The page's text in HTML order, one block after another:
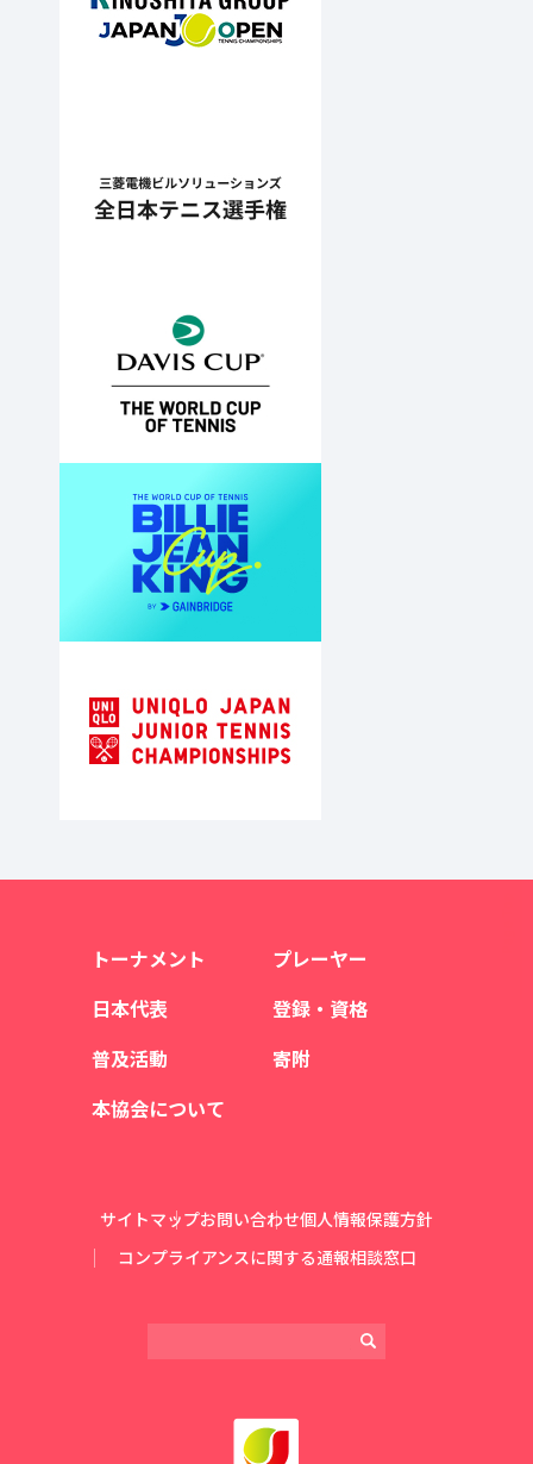
トーナメント
プレーヤー
日本代表
登録・資格
普及活動
寄附
本協会について
サイトマップお問い合わせ個人情報保護方針
コンプライアンスに関する通報相談窓口